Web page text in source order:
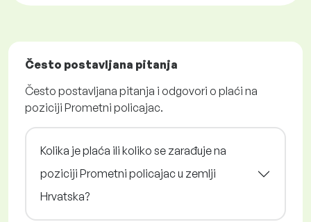
Često postavljana pitanja
Često postavljana pitanja i odgovori o plaći na
poziciji Prometni policajac.
Kolika je plaća ili koliko se zarađuje na
poziciji Prometni policajac u zemlji
Hrvatska?